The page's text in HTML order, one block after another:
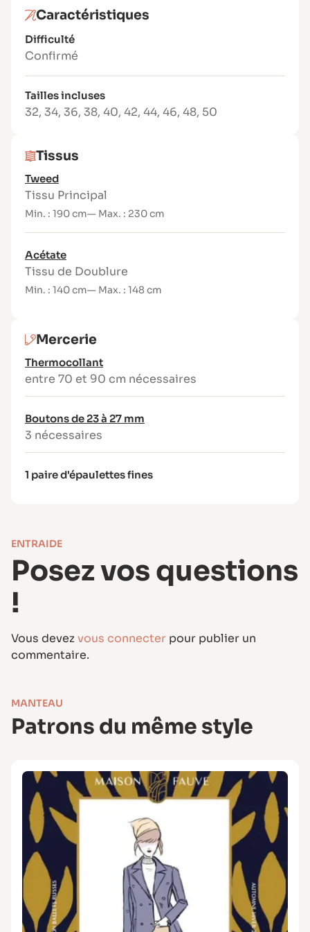
Niveau de couture : 4/5
Tailles disponibles : du 32 au 50.
Tissus conseillés :
Tissu chaîne et trame, non extensible, de
poids moyen à lourd :
Tweed
Velours ou gabardine épaisse
Autres fournitures :
1 paire d’épaulettes fines
Fil assorti
(53 pages), US Letter, A0 (3 pages), ou
Option d’impression : toutes tailles ou
une seule taille à la fois
Astuce incluse pour faciliter
l’impression et l’assemblage
Patron sans superposition de pièces
Les marges de couture sont incluses
Caractéristiques
Difficulté
Confirmé
Tailles incluses
32, 34, 36, 38, 40, 42, 44, 46, 48, 50
Tissus
Tweed
Tissu Principal
Min. : 190 cm— Max. : 230 cm
Acétate
Tissu de Doublure
Min. : 140 cm— Max. : 148 cm
Mercerie
Thermocollant
entre 70 et 90 cm nécessaires
Boutons de 23 à 27 mm
3 nécessaires
1 paire d'épaulettes fines
ENTRAIDE
Posez vos questions
!
Vous devezvous connecter pour publier un
commentaire.
MANTEAU
Patrons du même style